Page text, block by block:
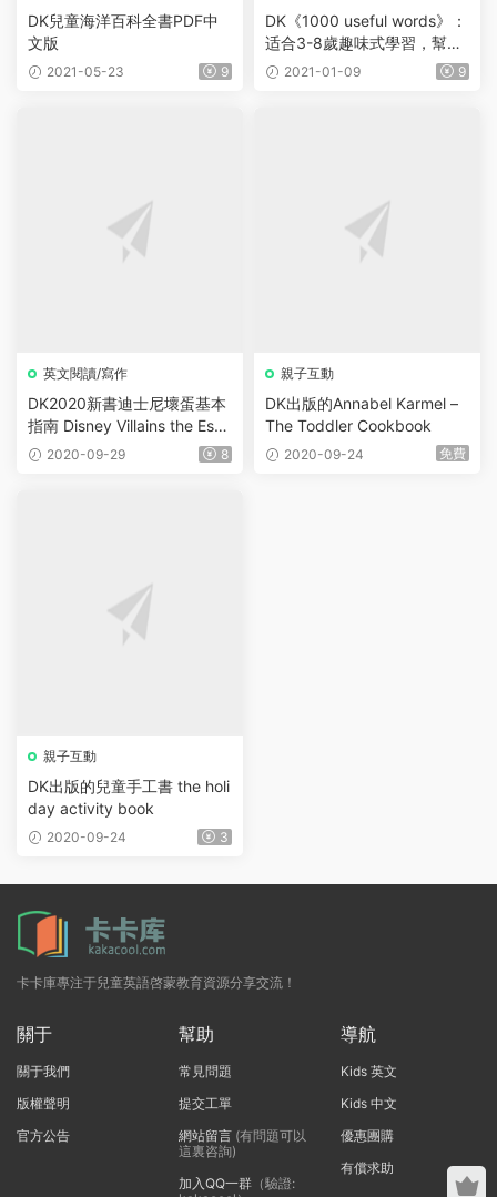
DK兒童海洋百科全書PDF中
文版
2021-05-23 9
DK《1000 useful words》：
适合3-8歲趣味式學習，幫助
孩子完成學詞閉環！
2021-01-09 9
英文閱讀/寫作
DK2020新書迪士尼壞蛋基本
指南 Disney Villains the Esse
ntial Guide, New Edition
2020-09-29 8
親子互動
DK出版的Annabel Karmel –
The Toddler Cookbook
2020-09-24 免費
親子互動
DK出版的兒童手工書 the holi
day activity book
2020-09-24 3
卡卡庫專注于兒童英語啓蒙教育資源分享交流！
關于
關于我們
版權聲明
官方公告
幫助
常見問題
提交工單
網站留言(有問題可以
這裏咨詢)
加入QQ一群（驗證:
導航
Kids 英文
Kids 中文
優惠團購
有償求助